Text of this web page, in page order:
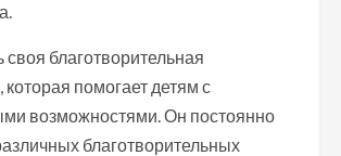
своя благотворительная
которая помогает детям с
возможностями. Он постоянно
благотворительных